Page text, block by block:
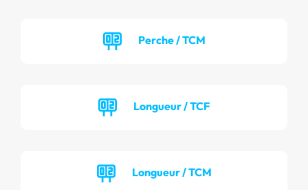
Perche / TCM
Longueur / TCF
Longueur / TCM